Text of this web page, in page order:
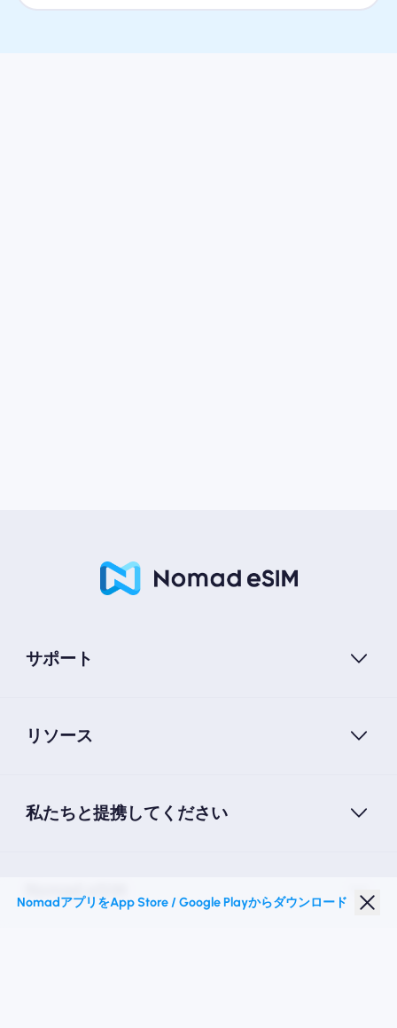
サポート
リソース
私たちと提携してください
NomadアプリをApp Store / Google Playからダウンロード